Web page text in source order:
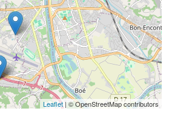
Leaflet | © OpenStreetMap contributors